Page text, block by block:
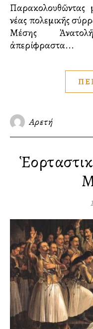
Παρακολουθῶντας μὲ ἀγωνία τὸ ξέσπασμα τῆς
νέας πολεμικῆς
Μέσης
ἀπερίφραστα...
Αρετή